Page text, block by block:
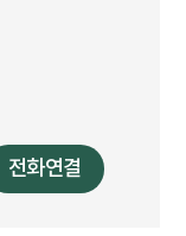
전화연결